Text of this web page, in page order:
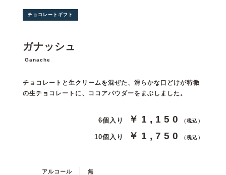
チョコレートギフト
ガナッシュ
Ganache
チョコレートと生クリームを混ぜた、滑らかな口どけが特徴
の生チョコレートに、ココアパウダーをまぶしました。
6個入り ￥1,150 （税込）
10個入り ￥1,750 （税込）
アルコール 無